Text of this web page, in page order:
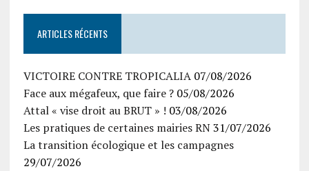
ARTICLES RÉCENTS
VICTOIRE CONTRE TROPICALIA 07/08/2026
Face aux mégafeux, que faire ? 05/08/2026
Attal « vise droit au BRUT » ! 03/08/2026
Les pratiques de certaines mairies RN 31/07/2026
La transition écologique et les campagnes
29/07/2026